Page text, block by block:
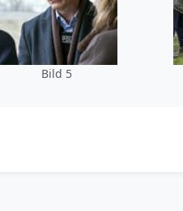
Bild 5